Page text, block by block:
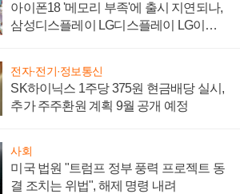
아이폰18 '메모리 부족'에 출시 지연되나,
삼성디스플레이 LG디스플레이 LG이노
전자·전기·정보통신
SK하이닉스 1주당 375원 현금배당 실시,
추가 주주환원 계획 9월 공개 예정
사회
미국 법원 "트럼프 정부 풍력 프로젝트 동
결 조치는 위법", 해제 명령 내려